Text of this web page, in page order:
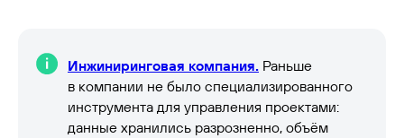
Инжиниринговая компания. Раньше
в компании не было специализированного
инструмента для управления проектами:
данные хранились разрозненно, объём